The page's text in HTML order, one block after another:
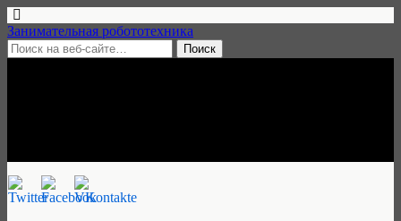
Занимательная робототехника